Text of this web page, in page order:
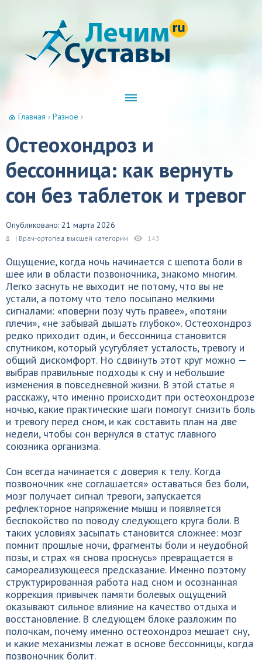
Главная › Разное ›
Остеохондроз и
бессонница: как вернуть
сон без таблеток и тревог
Опубликовано: 21 марта 2026
| Врач-ортопед высшей категории 143
Ощущение, когда ночь начинается с шепота боли в
шее или в области позвоночника, знакомо многим.
Легко заснуть не выходит не потому, что вы не
устали, а потому что тело посыпано мелкими
сигналами: «поверни позу чуть правее», «потяни
плечи», «не забывай дышать глубоко». Остеохондроз
редко приходит один, и бессонница становится
спутником, который усугубляет усталость, тревогу и
общий дискомфорт. Но сдвинуть этот круг можно —
выбрав правильные подходы к сну и небольшие
изменения в повседневной жизни. В этой статье я
расскажу, что именно происходит при остеохондрозе
ночью, какие практические шаги помогут снизить боль
и тревогу перед сном, и как составить план на две
недели, чтобы сон вернулся в статус главного
союзника организма.
Сон всегда начинается с доверия к телу. Когда
позвоночник «не соглашается» оставаться без боли,
мозг получает сигнал тревоги, запускается
рефлекторное напряжение мышц и появляется
беспокойство по поводу следующего круга боли. В
таких условиях засыпать становится сложнее: мозг
помнит прошлые ночи, фрагменты боли и неудобной
позы, и страх «я снова проснусь» превращается в
самореализующееся предсказание. Именно поэтому
структурированная работа над сном и осознанная
коррекция привычек памяти болевых ощущений
оказывают сильное влияние на качество отдыха и
восстановление. В следующем блоке разложим по
полочкам, почему именно остеохондроз мешает сну,
и какие механизмы лежат в основе бессонницы, когда
позвоночник болит.